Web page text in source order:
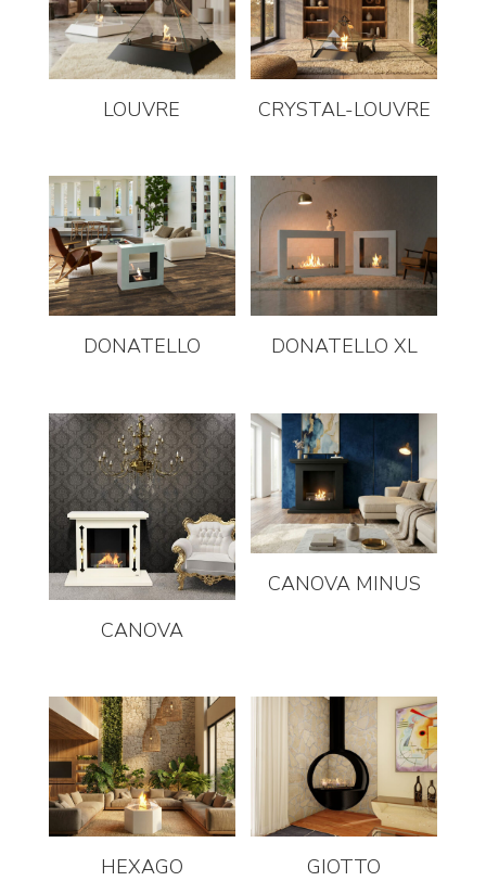
LOUVRE CRYSTAL-LOUVRE
DONATELLO DONATELLO XL
CANOVA
CANOVA MINUS
HEXAGO GIOTTO